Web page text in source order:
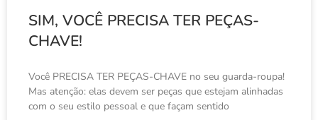
SIM, VOCÊ PRECISA TER PEÇAS-
CHAVE!
Você PRECISA TER PEÇAS-CHAVE no seu guarda-roupa!
Mas atenção: elas devem ser peças que estejam alinhadas
com o seu estilo pessoal e que façam sentido